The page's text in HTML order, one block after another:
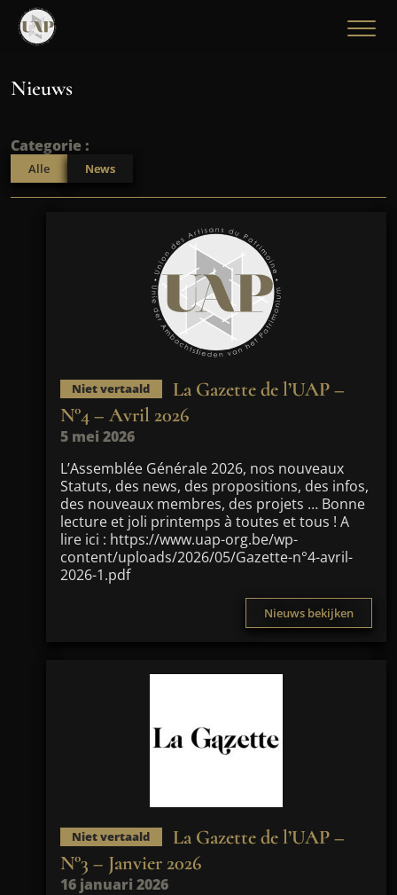
Nieuws
Categorie :
Alle News
Niet vertaald
La Gazette de l’UAP –
N°4 – Avril 2026
5 mei 2026
L’Assemblée Générale 2026, nos nouveaux
Statuts, des news, des propositions, des infos,
des nouveaux membres, des projets … Bonne
lecture et joli printemps à toutes et tous ! A
lire ici : https://www.uap-org.be/wp-
content/uploads/2026/05/Gazette-n°4-avril-
2026-1.pdf
Nieuws bekijken
Niet vertaald
La Gazette de l’UAP –
N°3 – Janvier 2026
16 januari 2026